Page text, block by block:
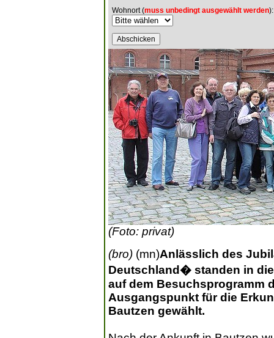
Wohnort (muss unbedingt ausgewählt werden):
(Foto: privat)
(bro) (mn)Anlässlich des
Deutschland� standen in
auf dem Besuchsprogramm
Ausgangspunkt für die
Bautzen gewählt.